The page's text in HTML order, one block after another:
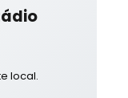
local.